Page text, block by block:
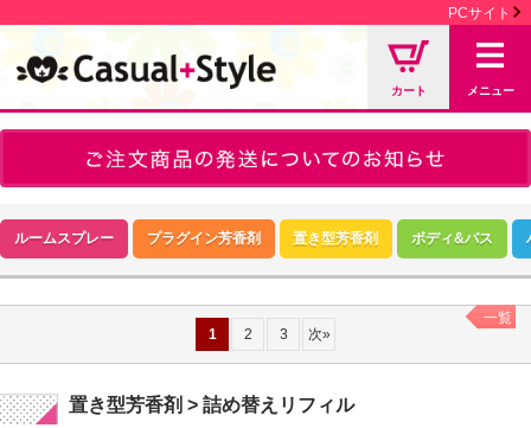
PCサイト
カート メニュー
ルームスプレー プラグイン芳香剤 置き型芳香剤 ボディ&バス
置き型芳香剤 > 詰め替えリフィル
一覧
1 2 3 次»